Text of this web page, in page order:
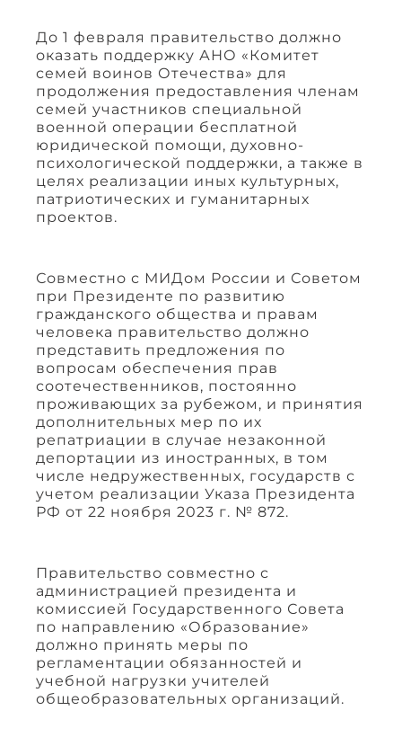
До 1 февраля правительство должно
оказать поддержку АНО «Комитет
семей воинов Отечества» для
продолжения предоставления членам
семей участников специальной
военной операции бесплатной
юридической помощи, духовно-
психологической поддержки, а также в
целях реализации иных культурных,
патриотических и гуманитарных
проектов.
Совместно с МИДом России и Советом
при Президенте по развитию
гражданского общества и правам
человека правительство должно
представить предложения по
вопросам обеспечения прав
соотечественников, постоянно
проживающих за рубежом, и принятия
дополнительных мер по их
репатриации в случае незаконной
депортации из иностранных, в том
числе недружественных, государств с
учетом реализации Указа Президента
РФ от 22 ноября 2023 г. № 872.
Правительство совместно с
администрацией президента и
комиссией Государственного Совета
по направлению «Образование»
должно принять меры по
регламентации обязанностей и
учебной нагрузки учителей
общеобразовательных организаций.